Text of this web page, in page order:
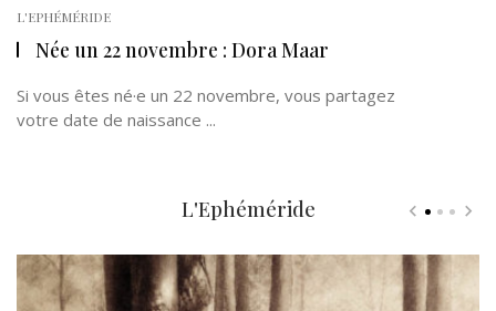
L'EPHÉMÉRIDE
Née un 22 novembre : Dora Maar
Si vous êtes né·e un 22 novembre, vous partagez
votre date de naissance ...
L'Ephéméride